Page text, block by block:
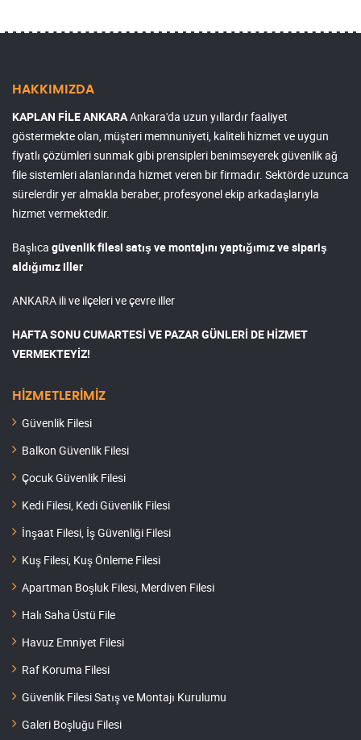
HAKKIMIZDA
KAPLAN FİLE ANKARAAnkara'da uzun yıllardır faaliyet
göstermekte olan, müşteri memnuniyeti, kaliteli hizmet ve uygun
fiyatlı çözümleri sunmak gibi prensipleri benimseyerek güvenlik ağ
file sistemleri alanlarında hizmet veren bir firmadır. Sektörde uzunca
sürelerdir yer almakla beraber, profesyonel ekip arkadaşlarıyla
hizmet vermektedir.
Başlıca güvenlik filesi satış ve montajını yaptığımız ve sipariş
aldığımız iller
ANKARA ili ve ilçeleri ve çevre iller
HAFTA SONU CUMARTESİ VE PAZAR GÜNLERİ DE HİZMET
VERMEKTEYİZ!
HİZMETLERİMİZ
Güvenlik Filesi
Balkon Güvenlik Filesi
Çocuk Güvenlik Filesi
Kedi Filesi, Kedi Güvenlik Filesi
İnşaat Filesi, İş Güvenliği Filesi
Kuş Filesi, Kuş Önleme Filesi
Apartman Boşluk Filesi, Merdiven Filesi
Halı Saha Üstü File
Havuz Emniyet Filesi
Raf Koruma Filesi
Güvenlik Filesi Satış ve Montajı Kurulumu
Galeri Boşluğu Filesi